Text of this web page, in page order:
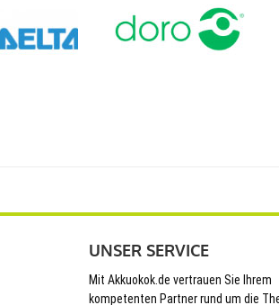
UNSER SERVICE
Mit Akkuokok.de vertrauen Sie Ihrem
kompetenten Partner rund um die